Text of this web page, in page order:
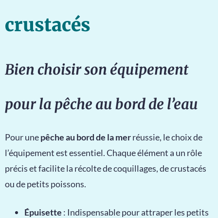
crustacés
Bien choisir son équipement
pour la pêche au bord de l’eau
Pour unepêche au bord de la merréussie, le choix de
l’équipement est essentiel. Chaque élément a un rôle
précis et facilite la récolte de coquillages, de crustacés
ou de petits poissons.
Épuisette : Indispensable pour attraper les petits